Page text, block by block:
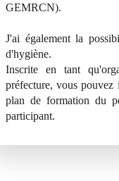
GEMRCN).
J'ai également la
d'hygiène.
Inscrite en tant
préfecture, vous pouvez
plan de formation du
participant.